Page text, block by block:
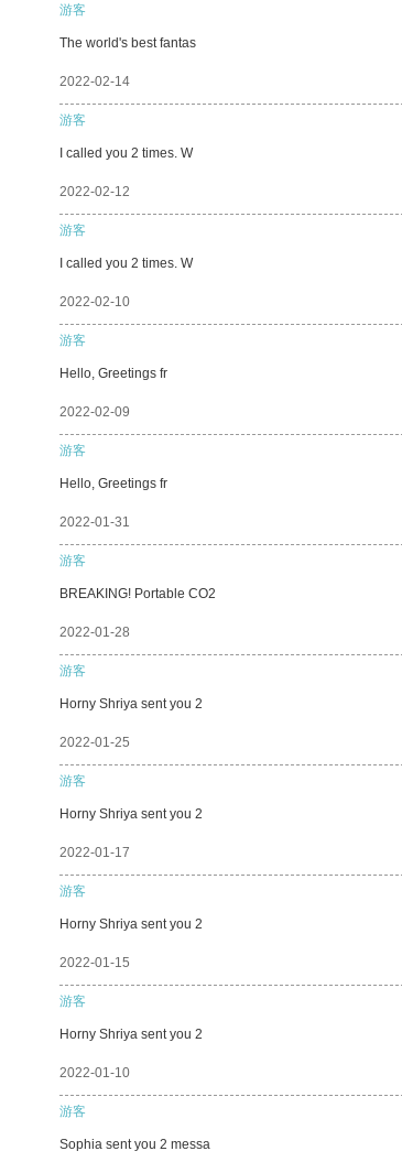
游客
The world's best fantas
2022-02-14
游客
I called you 2 times. W
2022-02-12
游客
I called you 2 times. W
2022-02-10
游客
Hello, Greetings fr
2022-02-09
游客
Hello, Greetings fr
2022-01-31
游客
BREAKING! Portable CO2
2022-01-28
游客
Horny Shriya sent you 2
2022-01-25
游客
Horny Shriya sent you 2
2022-01-17
游客
Horny Shriya sent you 2
2022-01-15
游客
Horny Shriya sent you 2
2022-01-10
游客
Sophia sent you 2 messa